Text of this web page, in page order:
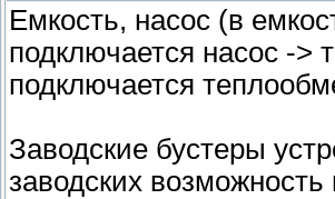
Емкость, насос (в
подключается насос ->
подключается
Заводские бустеры
заводских